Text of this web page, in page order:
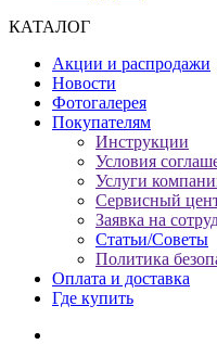
КАТАЛОГ
Акции и распродажи
Новости
Фотогалерея
Покупателям
Инструкции
Условия
Услуги
Сервисный
Заявка на
Статьи/Советы
Политика
Оплата и доставка
Где купить